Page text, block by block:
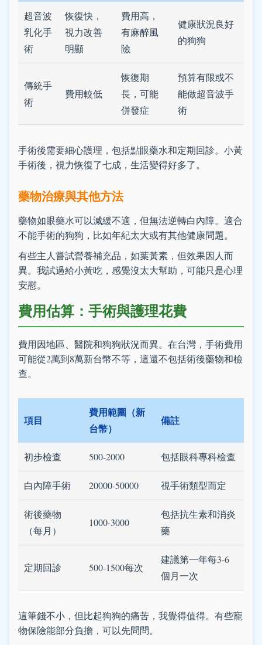
超音波
乳化手
術
恢復快，
視力改善
明顯
費用高，
有麻醉風
險
健康狀況良好
的狗狗
傳統手
術
費用較低
恢復期
長，可能
併發症
預算有限或不
能做超音波手
術
手術後需要細心護理，包括點眼藥水和定期回診。小黃
手術後，視力恢復了七成，生活變得好多了。
藥物治療與其他方法
藥物如眼藥水可以減緩不適，但無法逆轉白內障。適合
不能手術的狗狗，比如年紀太大或有其他健康問題。
有些主人嘗試營養補充品，如葉黃素，但效果因人而
異。我試過給小黃吃，感覺沒太大幫助，可能只是心理
安慰。
費用估算：手術與護理花費
費用因地區、醫院和狗狗狀況而異。在台灣，手術費用
可能從2萬到8萬新台幣不等，這還不包括術後藥物和檢
查。
項目
費用範圍（新
台幣）
備註
初步檢查 500-2000 包括眼科專科檢查
白內障手術 20000-50000 視手術類型而定
術後藥物
（每月）
1000-3000
包括抗生素和消炎
藥
定期回診 500-1500每次
建議第一年每3-6
個月一次
這筆錢不小，但比起狗狗的痛苦，我覺得值得。有些寵
物保險能部分負擔，可以先問問。